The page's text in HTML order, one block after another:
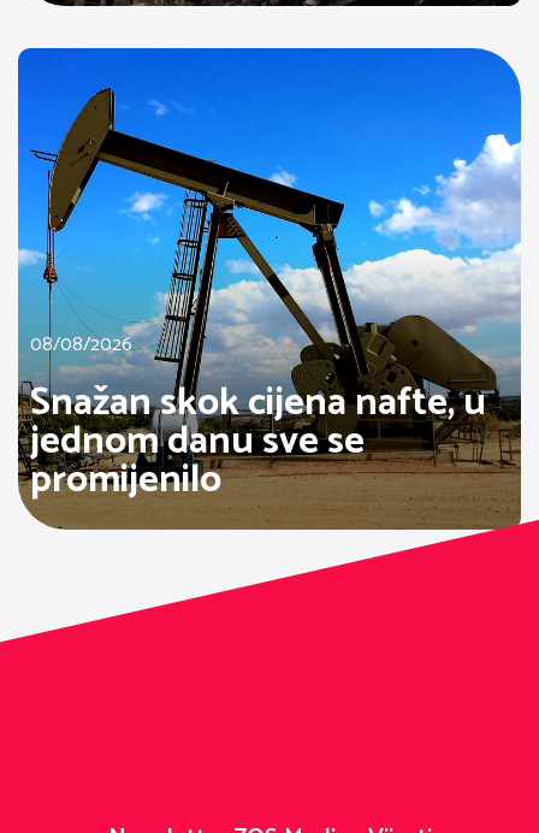
08/08/2026
Snažan skok cijena nafte, u
jednom danu sve se
promijenilo